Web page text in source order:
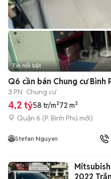
Tin nổi bật
Q6 cần bán Chung cư
3 PN Chung cư
4,2 tỷ58 tr/m²72 m²
Quận 6 (P. Bình Phú mới)
Stefan Nguyxn
2022